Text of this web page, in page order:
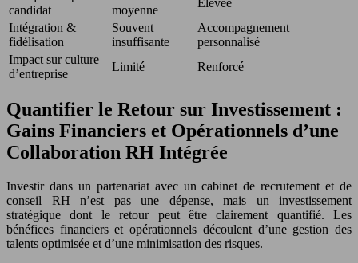
candidat
moyenne
Intégration &
fidélisation
Souvent
insuffisante
Accompagnement
personnalisé
Impact sur culture
d’entreprise
Limité Renforcé
Quantifier le Retour sur Investissement :
Gains Financiers et Opérationnels d’une
Collaboration RH Intégrée
Investir dans un partenariat avec un cabinet de recrutement et de
conseil RH n’est pas une dépense, mais un investissement
stratégique dont le retour peut être clairement quantifié. Les
bénéfices financiers et opérationnels découlent d’une gestion des
talents optimisée et d’une minimisation des risques.